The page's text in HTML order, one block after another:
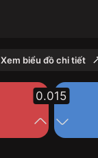
Xem biểu đồ chi tiết
0.015